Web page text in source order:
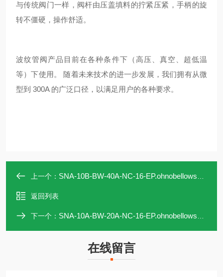
与传统阀门一样，阀杆由压盖填料的拧紧压紧，手柄的旋
转不僵硬，操作舒适。
波纹管阀产品目前在各种条件下（高压、真空、超低温
等）下使用。 随着未来技术的进一步发展，我们拥有从微
型到 300A 的广泛口径，以满足用户的各种要求。
上一个： SNA-10B-BW-40A-NC-16-EP.ohnobellows手动阀SNA-10B-BW-40A-NC-16-EP
返回列表
下一个： SNA-10A-BW-20A-NC-16-EP.ohnobellows手动阀SNA-10A-BW-20A-NC-16-EP
在线留言